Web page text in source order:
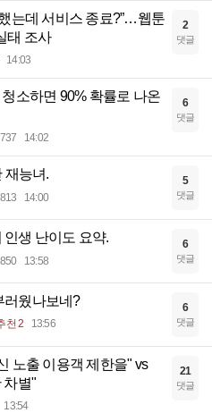
는데 서비스 종료?”…웹툰
태 조사
14:03
2
댓글
소하면 90% 확률로 나온
14:02
6
댓글
재능녀.
14:00
5
댓글
생 난이도 요약.
13:58
6
댓글
러웠나보네?
천 2 13:56
6
댓글
노출 이용객 제한을" vs
차별"
13:54
21
댓글